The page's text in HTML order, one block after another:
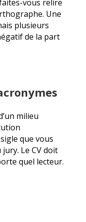
vous relire
Une
plusieurs
de la part
milieu
que vous
Le CV doit
quel lecteur.